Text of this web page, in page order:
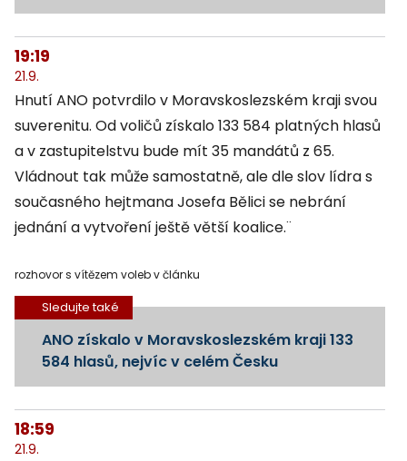
19:19
21.9.
Hnutí ANO potvrdilo v Moravskoslezském kraji svou
suverenitu. Od voličů získalo 133 584 platných hlasů
a v zastupitelstvu bude mít 35 mandátů z 65.
Vládnout tak může samostatně, ale dle slov lídra s
současného hejtmana Josefa Bělici se nebrání
jednání a vytvoření ještě větší koalice.¨
rozhovor s vítězem voleb v článku
Sledujte také
ANO získalo v Moravskoslezském kraji 133
584 hlasů, nejvíc v celém Česku
18:59
21.9.